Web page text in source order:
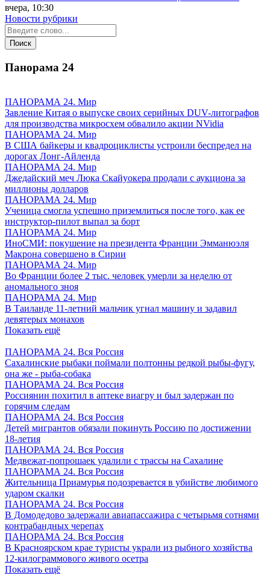
вчера, 10:30
Новости рубрики
Панорама 24
ПАНОРАМА 24. Мир
Завление Китая о выпуске своих серийных DUV-литографов
для производства микросхем обвалило акции NVidia
ПАНОРАМА 24. Мир
В США байкеры и квадроциклисты устроили беспредел на
дорогах Лонг-Айленда
ПАНОРАМА 24. Мир
Джедайский меч Люка Скайуокера продали с аукциона за
миллионы долларов
ПАНОРАМА 24. Мир
Ученица смогла успешно приземлиться после того, как ее
инструктор-пилот выпал за борт
ПАНОРАМА 24. Мир
ИноСМИ: покушение на президента Франции Эмманюэля
Макрона совершено в Сирии
ПАНОРАМА 24. Мир
Во Франции более 2 тыс. человек умерли за неделю от
аномального зноя
ПАНОРАМА 24. Мир
В Таиланде 11-летний мальчик угнал машину и задавил
девятерых монахов
Показать ещё
ПАНОРАМА 24. Вся Россия
Сахалинские рыбаки поймали полтонны редкой рыбы-фугу,
она же - рыба-собака
ПАНОРАМА 24. Вся Россия
Россиянин похитил в аптеке виагру и был задержан по
горячим следам
ПАНОРАМА 24. Вся Россия
Детей мигрантов обязали покинуть Россию по достижении
18-летия
ПАНОРАМА 24. Вся Россия
Медвежат-попрошаек удалили с трассы на Сахалине
ПАНОРАМА 24. Вся Россия
Жительница Приамурья подозревается в убийстве любимого
ударом скалки
ПАНОРАМА 24. Вся Россия
В Домодедово задержали авиапассажира с четырьмя сотнями
контрабандных черепах
ПАНОРАМА 24. Вся Россия
В Красноярском крае туристы украли из рыбного хозяйства
12-килограммового живого осетра
Показать ещё